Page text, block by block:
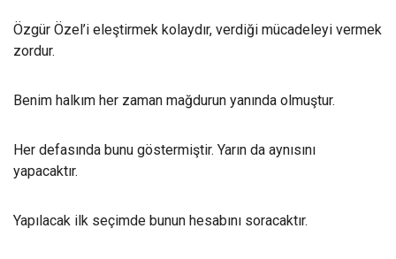
Özgür Özel’i eleştirmek kolaydır, verdiği mücadeleyi vermek
zordur.
Benim halkım her zaman mağdurun yanında olmuştur.
Her defasında bunu göstermiştir. Yarın da aynısını
yapacaktır.
Yapılacak ilk seçimde bunun hesabını soracaktır.